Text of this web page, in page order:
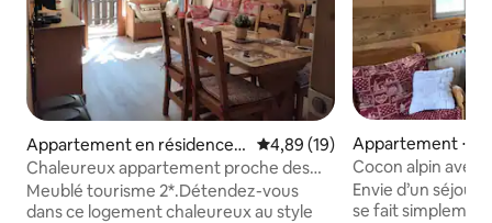
Appartement en résidence ⋅
Saint-Gervais-les-Bains
Évaluation moyenne sur la
4,89 (19)
Chaleureux appartement proche des
pistes
Meublé tourisme 2*.Détendez-vous
dans ce logement chaleureux au style
Appartement ⋅
s-les-Bains
Cocon alpin avec
·Envie d’un
se fait